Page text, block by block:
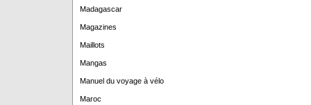
Madagascar
Magazines
Maillots
Mangas
Manuel du voyage à vélo
Maroc